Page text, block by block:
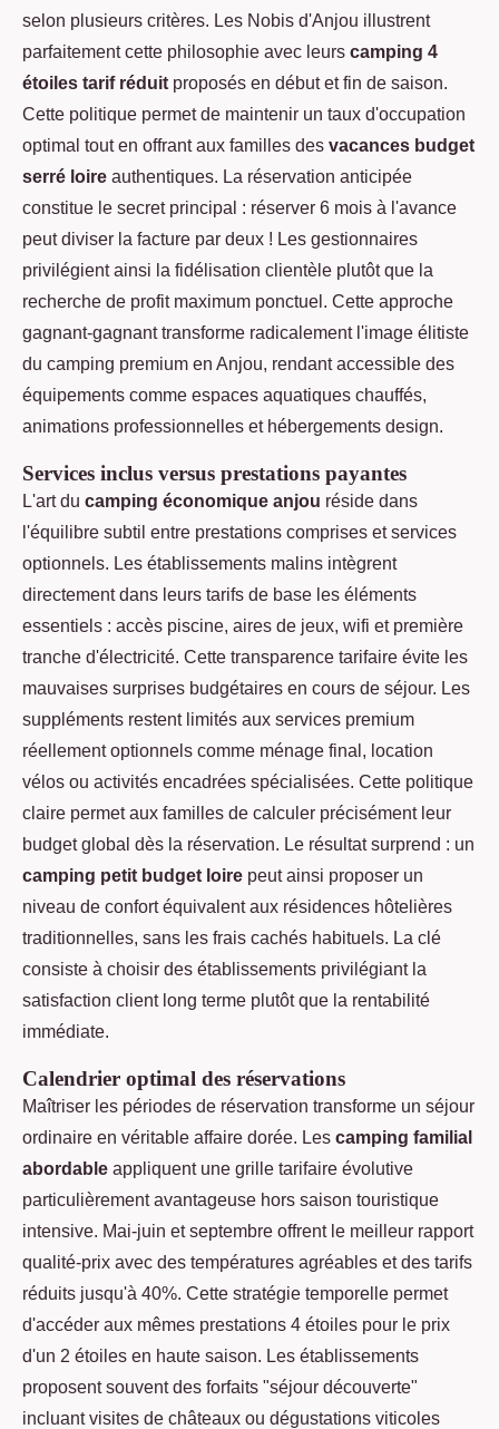
selon plusieurs critères. Les Nobis d'Anjou illustrent
parfaitement cette philosophie avec leurs camping 4
étoiles tarif réduit proposés en début et fin de saison.
Cette politique permet de maintenir un taux d'occupation
optimal tout en offrant aux familles des vacances budget
serré loire authentiques. La réservation anticipée
constitue le secret principal : réserver 6 mois à l'avance
peut diviser la facture par deux ! Les gestionnaires
privilégient ainsi la fidélisation clientèle plutôt que la
recherche de profit maximum ponctuel. Cette approche
gagnant-gagnant transforme radicalement l'image élitiste
du camping premium en Anjou, rendant accessible des
équipements comme espaces aquatiques chauffés,
animations professionnelles et hébergements design.
Services inclus versus prestations payantes
L'art du camping économique anjou réside dans
l'équilibre subtil entre prestations comprises et services
optionnels. Les établissements malins intègrent
directement dans leurs tarifs de base les éléments
essentiels : accès piscine, aires de jeux, wifi et première
tranche d'électricité. Cette transparence tarifaire évite les
mauvaises surprises budgétaires en cours de séjour. Les
suppléments restent limités aux services premium
réellement optionnels comme ménage final, location
vélos ou activités encadrées spécialisées. Cette politique
claire permet aux familles de calculer précisément leur
budget global dès la réservation. Le résultat surprend : un
camping petit budget loire peut ainsi proposer un
niveau de confort équivalent aux résidences hôtelières
traditionnelles, sans les frais cachés habituels. La clé
consiste à choisir des établissements privilégiant la
satisfaction client long terme plutôt que la rentabilité
immédiate.
Calendrier optimal des réservations
Maîtriser les périodes de réservation transforme un séjour
ordinaire en véritable affaire dorée. Les camping familial
abordable appliquent une grille tarifaire évolutive
particulièrement avantageuse hors saison touristique
intensive. Mai-juin et septembre offrent le meilleur rapport
qualité-prix avec des températures agréables et des tarifs
réduits jusqu'à 40%. Cette stratégie temporelle permet
d'accéder aux mêmes prestations 4 étoiles pour le prix
d'un 2 étoiles en haute saison. Les établissements
proposent souvent des forfaits "séjour découverte"
incluant visites de châteaux ou dégustations viticoles